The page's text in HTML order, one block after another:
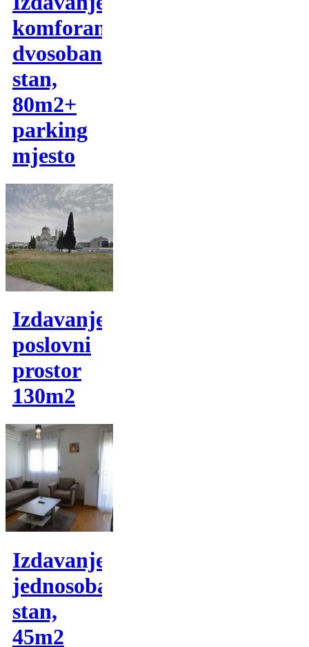
komforan
dvosoban
stan,
80m2+
parking
mjesto
Izdavanje,
poslovni
prostor
130m2
Izdavanje,
jednosoban
stan,
45m2